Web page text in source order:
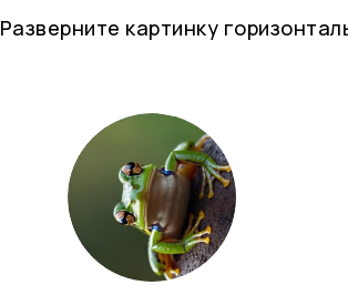
Разверните картинку